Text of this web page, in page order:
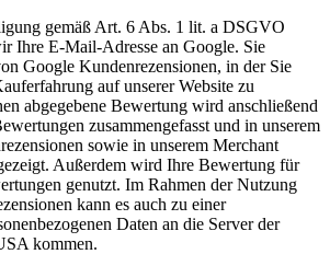
gemäß Art. 6 Abs. 1 lit. a DSGVO
Ihre E-Mail-Adresse an Google. Sie
Google Kundenrezensionen, in der Sie
auf unserer Website zu
abgegebene Bewertung wird anschließend
zusammengefasst und in unserem
sowie in unserem Merchant
Außerdem wird Ihre Bewertung für
genutzt. Im Rahmen der Nutzung
kann es auch zu einer
Daten an die Server der
kommen.